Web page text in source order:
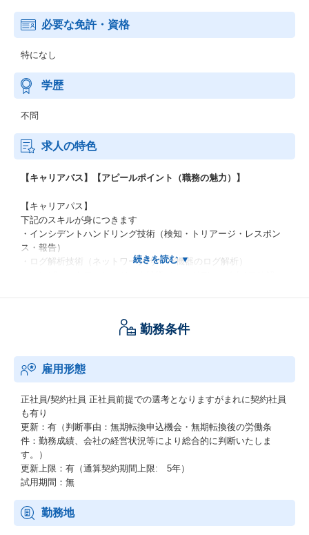
必要な免許・資格
特になし
学歴
不問
求人の特色
【キャリアパス】【アピールポイント（職務の魅力）】
【キャリアパス】
下記のスキルが身につきます
・インシデントハンドリング技術（検知・トリアージ・レスポン
ス・報告）
・ログ解析技術（ネットワーク/サーバ機器のログ解析）
・サイバー攻撃やマルウェア感染とその対策に関わる専門知識
・サイバーインテリジェンス分析、予測スキル
【アピールポイント（職務の魅力）】
急速なグローバル展開を続ける当社において、SIerならではの広く
深い視点での業務経験がつめます
【教育制度及び資格補助】
ビジネス系・テクニカル系・グローバル系研修より役職や業務に
応じて必要な研修を受講可能。
資格取得支援、自己啓発支援（TOEIC会社負担等）あり。
経験者採用社員向けオンボーディングも拡大実施中
勤務条件
雇用形態
正社員/契約社員 正社員前提での選考となりますがまれに契約社員
も有り
更新：有（判断事由：無期転換申込機会・無期転換後の労働条
件：勤務成績、会社の経営状況等により総合的に判断いたしま
す。）
更新上限：有（通算契約期間上限: 5年）
試用期間：無
勤務地